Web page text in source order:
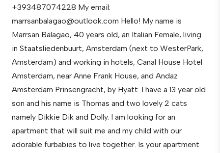
+393487074228 My email:
marrsanbalagao@outlook.com Hello! My name is
Marrsan Balagao, 40 years old, an Italian Female, living
in Staatsliedenbuurt, Amsterdam (next to WesterPark,
Amsterdam) and working in hotels, Canal House Hotel
Amsterdam, near Anne Frank House, and Andaz
Amsterdam Prinsengracht, by Hyatt. I have a 13 year old
son and his name is Thomas and two lovely 2 cats
namely Dikkie Dik and Dolly. I am looking for an
apartment that will suit me and my child with our
adorable furbabies to live together. Is your apartment